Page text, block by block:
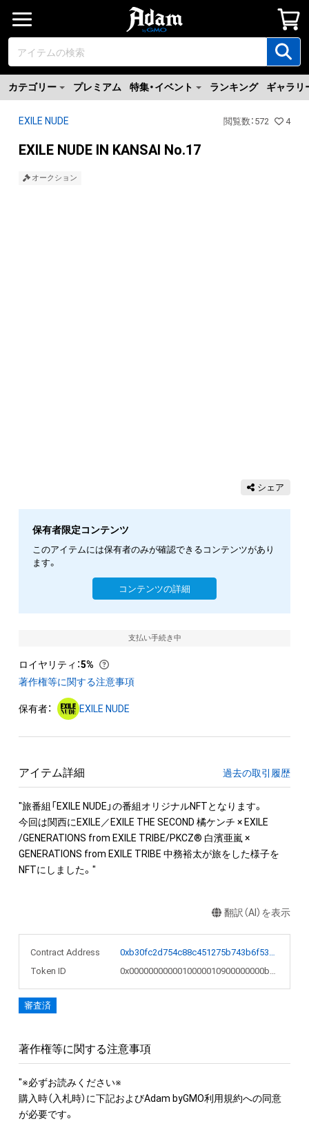
カテゴリー プレミアム 特集・イベント ランキング ギャラリ
EXILE NUDE 閲覧数 ： 572 4
EXILE NUDE IN KANSAI No.17
オークション
シェア
保有者限定コンテンツ
このアイテムには保有者のみが確認できるコンテンツがあり
ます。
コンテンツの詳細
支払い手続き中
ロイヤリティ ：5%
著作権等に関する注意事項
保有者： EXILE NUDE
アイテム詳細 過去の取引履歴
"旅番組「EXILE NUDE」の番組オリジナルNFTとなります。
今回は関西にEXILE／EXILE THE SECOND 橘ケンチ × EXILE
/GENERATIONS from EXILE TRIBE/PKCZ® 白濱亜嵐 ×
GENERATIONS from EXILE TRIBE 中務裕太が旅をした様子を
翻訳（AI）を表示
Contract Address
0xb30fc2d754c88c451275b743b6f530f19f643683
Token ID
0x0000000000010000010900000000b6d5
審査済
著作権等に関する注意事項
"※必ずお読みください※
購入時（入札時）に下記およびAdam byGMO利用規約への同意
が必要です。